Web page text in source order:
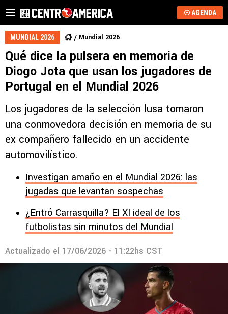
AGENDA
MUNDIAL 2026 Mundial 2026
Qué dice la pulsera en memoria de
Diogo Jota que usan los jugadores de
Portugal en el Mundial 2026
Los jugadores de la selección lusa tomaron
una conmovedora decisión en memoria de su
ex compañero fallecido en un accidente
automovilístico.
Investigan amaño en el Mundial 2026: las
jugadas que levantan sospechas
¿Entró Carrasquilla? El XI ideal de los
futbolistas sin minutos del Mundial
Actualizado el 17/06/2026 - 11:22hs CST